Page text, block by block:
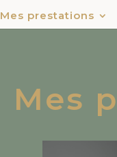
Mes prestations
Mes